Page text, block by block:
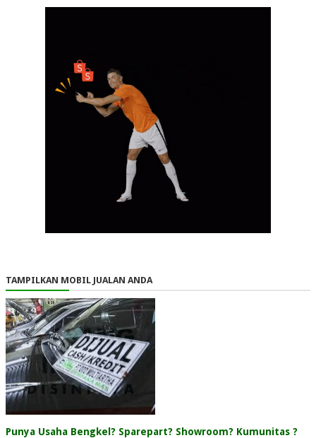
TAMPILKAN MOBIL JUALAN ANDA
Punya Usaha Bengkel? Sparepart? Showroom? Kumunitas ?